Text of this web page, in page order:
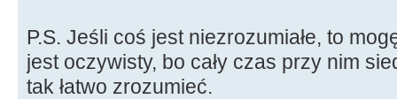
P.S. Jeśli coś jest niezrozumiałe, to
jest oczywisty, bo cały czas przy nim
tak łatwo zrozumieć.